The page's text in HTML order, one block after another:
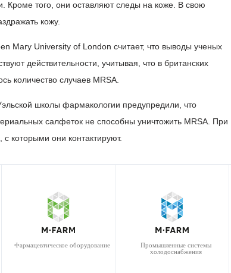
Кроме того, они оставляют следы на коже. В свою
кожу.
Mary University of London считает, что выводы ученых
действительности, учитывая, что в британских
количество случаев MRSA.
школы фармакологии предупредили, что
салфеток не способны уничтожить MRSA. При
с которыми они контактируют.
Фармацевтическое оборудование
Промышленные системы
холодоснабжения